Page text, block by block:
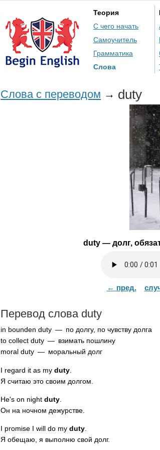
Теория
С чего начать
Самоучитель
Грамматика
Слова
Слова с переводом → duty
duty — долг,
← пред.
Перевод слова duty
in bounden duty — по долгу, по чувству долга
to collect duty — взимать пошлину
moral duty — моральный долг
I regard it as my duty
Я считаю это своим долгом.
He's on night duty
Он на ночном дежурстве.
I promise I will do my duty.
Я обещаю, я выполню свой долг.